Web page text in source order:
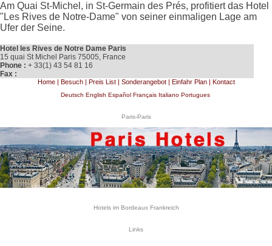
Am Quai St-Michel, in St-Germain des Prés, profitiert das Hotel
"Les Rives de Notre-Dame" von seiner einmaligen Lage am
Ufer der Seine.
Hotel les Rives de Notre Dame Paris
15 quai St Michel Paris 75005, France
Phone : + 33(1) 43 54 81 16
Fax :
Home| Besuch| Preis List| Sonderangebot| Einfahr Plan| Kontact
Deutsch English Español Français Italiano Portugues
Paris-Paris
Hotels im Bordeaux Frankreich
Links